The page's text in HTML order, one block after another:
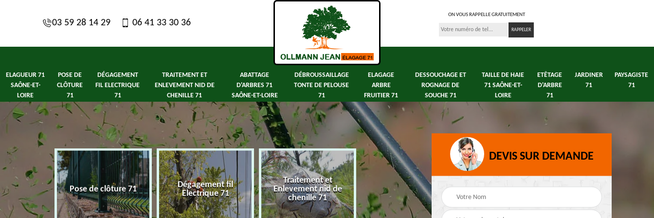
03 59 28 14 29 06 41 33 30 36
ON VOUS RAPPELLE GRATUITEMENT
ELAGUEUR 71
SAÔNE-ET-
LOIRE
POSE DE
CLÔTURE
71
DÉGAGEMENT
FIL ELECTRIQUE
71
TRAITEMENT ET
ENLEVEMENT NID DE
CHENILLE 71
ABATTAGE
D'ARBRES 71
SAÔNE-ET-LOIRE
DÉBROUSSAILLAGE
TONTE DE PELOUSE
71
ELAGAGE
ARBRE
FRUITIER 71
DESSOUCHAGE ET
ROGNAGE DE
SOUCHE 71
TAILLE DE HAIE
71 SAÔNE-ET-
LOIRE
ETÊTAGE
D'ARBRE
71
JARDINER
71
PAYSAGISTE
71
Saône-et-
Pose de clôture 71
Dégagement fil
Electrique 71
Traitement et
Enlevement nid de
chenille 71
Abattage d'arbres 71
Saône-et-Loire
DEVIS SUR DEMANDE